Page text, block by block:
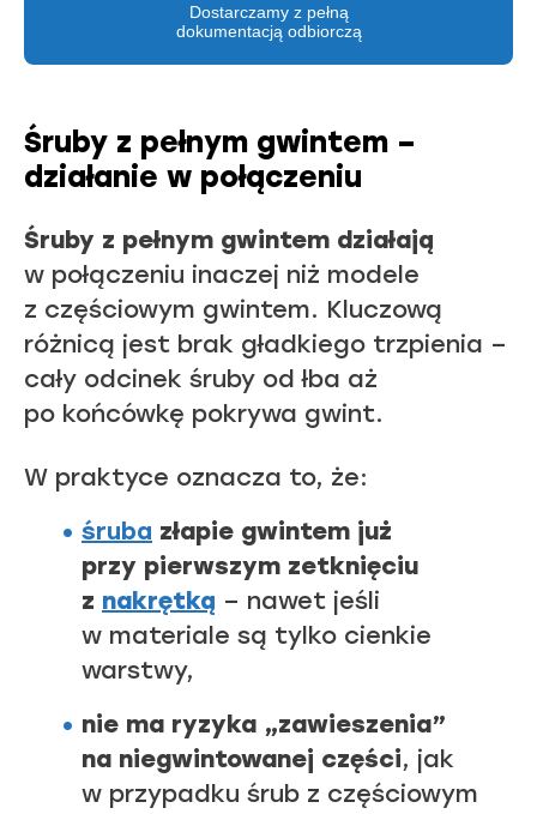
Dostarczamy z pełną
dokumentacją odbiorczą
Śruby z pełnym gwintem –
działanie w połączeniu
Śruby z pełnym gwintem działają
w połączeniu inaczej niż modele
z częściowym gwintem. Kluczową
różnicą jest brak gładkiego trzpienia –
cały odcinek śruby od łba aż
po końcówkę pokrywa gwint.
W praktyce oznacza to, że:
śruba złapie gwintem już
przy pierwszym zetknięciu
z nakrętką – nawet jeśli
w materiale są tylko cienkie
warstwy,
nie ma ryzyka „zawieszenia”
na niegwintowanej części, jak
w przypadku śrub z częściowym